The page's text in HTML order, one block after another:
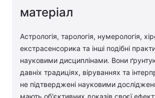
матеріал
Астрологія, тарологія, нумерологія,
екстрасенсорика та інші подібні
науковими дисциплінами. Вони
давніх традиціях, віруваннях та
не підтверджені науковими
мають об'єктивних доказів своєї